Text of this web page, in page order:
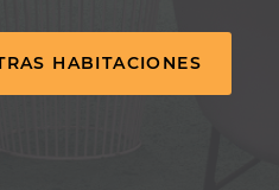
HABITACIONES